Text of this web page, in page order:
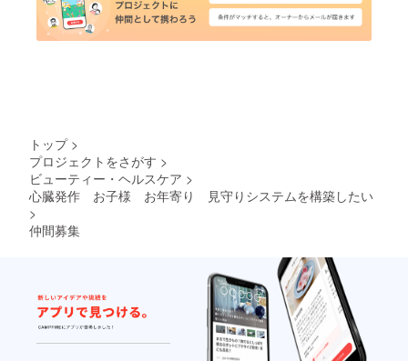
トップ >
プロジェクトをさがす >
ビューティー・ヘルスケア >
心臓発作 お子様 お年寄り 見守りシステムを構築したい
>
仲間募集